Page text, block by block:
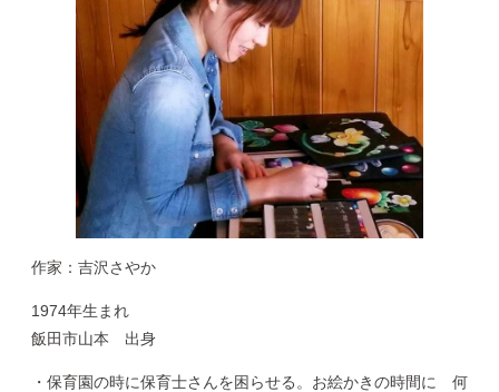
作家：吉沢さやか
1974年生まれ
飯田市山本 出身
・保育園の時に保育士さんを困らせる。お絵かきの時間に 何